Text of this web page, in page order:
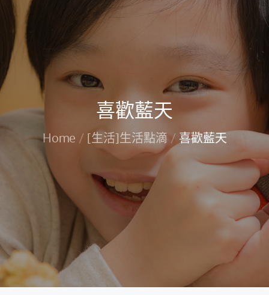
喜歡藍天
Home [生活]生活點滴 喜歡藍天